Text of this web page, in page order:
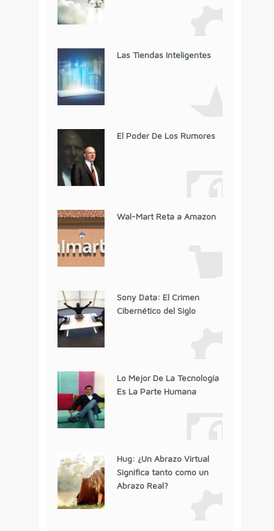
Las Tiendas Inteligentes
El Poder De Los Rumores
Wal-Mart Reta a Amazon
Sony Data: El Crimen
Cibernético del Siglo
Lo Mejor De La Tecnología
Es La Parte Humana
Hug: ¿Un Abrazo Virtual
Significa tanto como un
Abrazo Real?